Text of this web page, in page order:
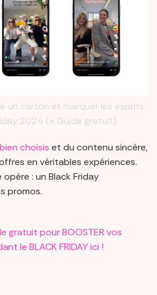
un carton et marquer les esprits
2024 (+ Guide gratuit)
choisis et du contenu sincère,
en véritables expériences.
opère : un Black Friday
promos.
gratuit pour BOOSTER vos
le BLACK FRIDAY ici !